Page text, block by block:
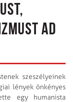
AD
szeszélyeinek
lények önkényes
egy humanista